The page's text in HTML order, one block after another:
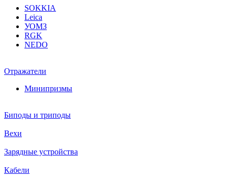
SOKKIA
Leica
УОМЗ
RGK
NEDO
Отражатели
Минипризмы
Биподы и триподы
Вехи
Зарядные устройства
Кабели